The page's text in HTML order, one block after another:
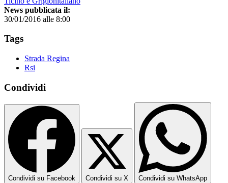
News pubblicata il:
30/01/2016 alle 8:00
Tags
Strada Regina
Rsi
Condividi
Condividi su Facebook Condividi su X Condividi su WhatsApp